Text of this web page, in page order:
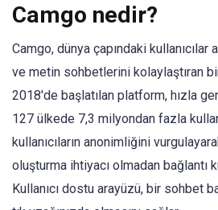
Camgo nedir?
Camgo, dünya çapındaki
ve metin sohbetlerini kolaylaştıran
2018'de başlatılan platform, hızla
127 ülkede 7,3 milyondan fazla
kullanıcıların anonimliğini
oluşturma ihtiyacı olmadan bağlantı
Kullanıcı dostu arayüzü, bir sohbet